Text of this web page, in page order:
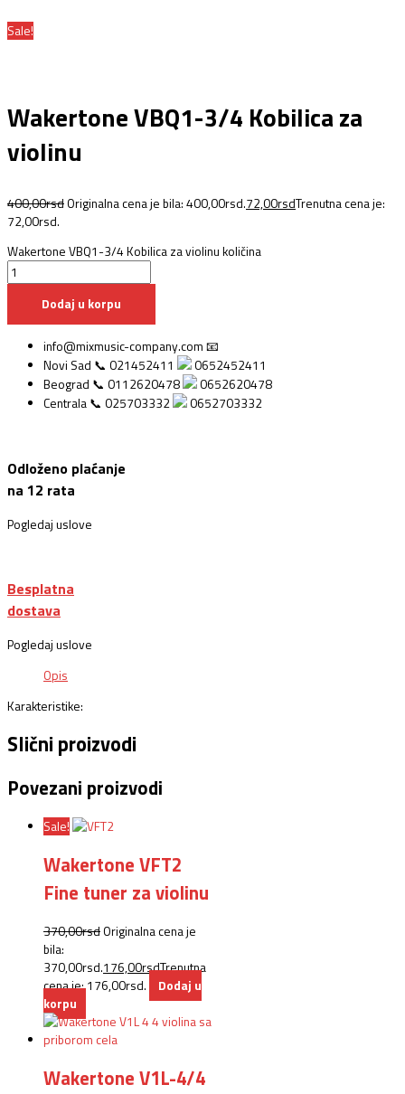
Sale!
Wakertone VBQ1-3/4 Kobilica za
violinu
400,00rsd Originalna cena je bila: 400,00rsd.72,00rsdTrenutna cena je:
72,00rsd.
Wakertone VBQ1-3/4 Kobilica za violinu količina
Dodaj u korpu
info@mixmusic-company.com 📧
Novi Sad 📞 021452411
0652452411
Beograd 📞 0112620478
0652620478
Centrala 📞 025703332
0652703332
Odloženo plaćanje
na 12 rata
Pogledaj uslove
Besplatna
dostava
Pogledaj uslove
Opis
Karakteristike:
Slični proizvodi
Povezani proizvodi
Sale!
Wakertone VFT2
Fine tuner za violinu
370,00rsd Originalna cena je
bila:
370,00rsd.176,00rsdTrenutna
cena je: 176,00rsd.
Dodaj u
korpu
Wakertone V1L-4/4